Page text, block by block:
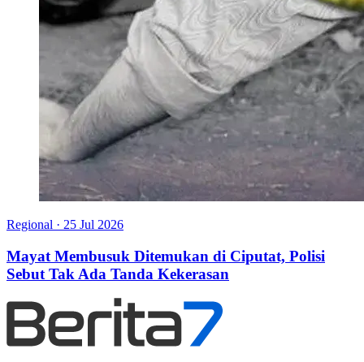
Regional · 25 Jul 2026
Mayat Membusuk Ditemukan di Ciputat, Polisi
Sebut Tak Ada Tanda Kekerasan